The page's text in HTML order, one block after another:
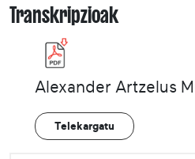
Transkripzioak
Alexander Artzelus
Telekargatu